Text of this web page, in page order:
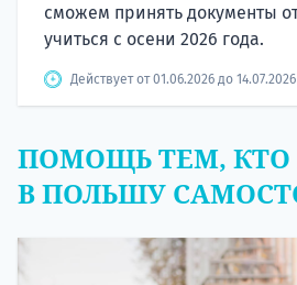
сможем принять документы
учиться с осени 2026 года.
Действует от 01.06.2026 до 14.07.2026
ПОМОЩЬ ТЕМ, КТО
В ПОЛЬШУ